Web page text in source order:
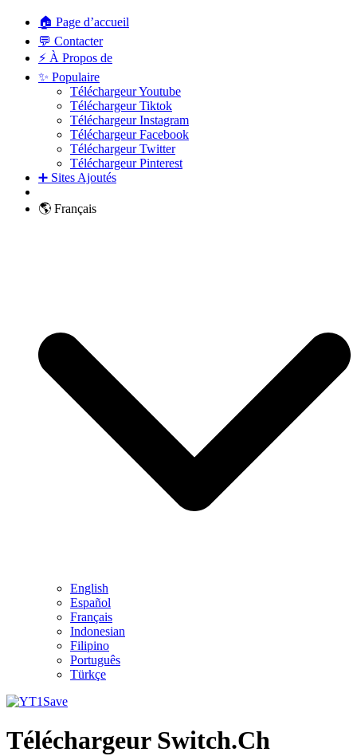
🏠 Page d’accueil
💬 Contacter
⚡ À Propos de
✨ Populaire
Téléchargeur Youtube
Téléchargeur Tiktok
Téléchargeur Instagram
Téléchargeur Facebook
Téléchargeur Twitter
Téléchargeur Pinterest
➕ Sites Ajoutés
🌎 Français
English
Español
Français
Indonesian
Filipino
Português
Türkçe
Téléchargeur Switch.Ch